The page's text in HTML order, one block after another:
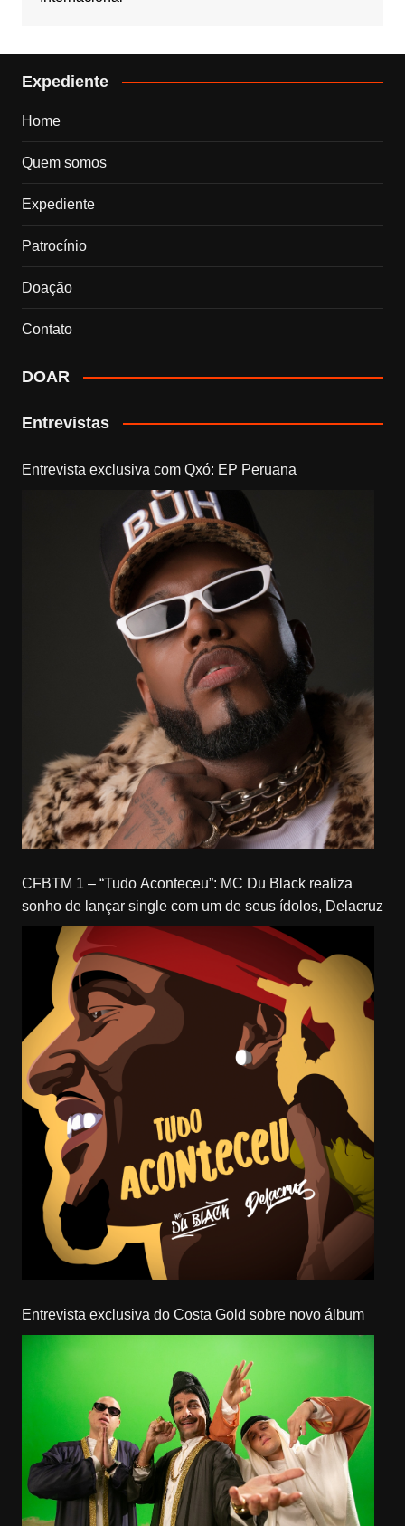
Expediente
Home
Quem somos
Expediente
Patrocínio
Doação
Contato
DOAR
Entrevistas
Entrevista exclusiva com Qxó: EP Peruana
CFBTM 1 – “Tudo Aconteceu”: MC Du Black realiza
sonho de lançar single com um de seus ídolos, Delacruz
Entrevista exclusiva do Costa Gold sobre novo álbum